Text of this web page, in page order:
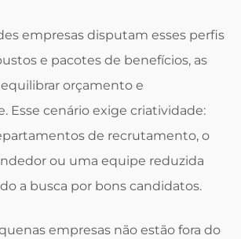
empresas disputam esses perfis
e pacotes de benefícios, as
orçamento e
Esse cenário exige criatividade:
de recrutamento, o
ou uma equipe reduzida
a busca por bons candidatos.
empresas não estão fora do